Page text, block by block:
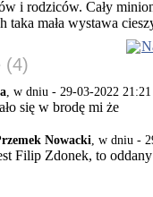
i rodziców. Cały
taka mała wystawa
(4)
, w dniu - 29-03-2022 21:21
się w brodę mi że
Nowacki, w dniu -
Filip Zdonek, to